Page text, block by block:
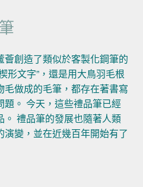
創造了類似於客製化鋼筆的
形文字”，還是用大鳥羽毛根
做成的毛筆，都存在著書寫
。 今天，這些禮品筆已經
禮品筆的發展也隨著人類
變，並在近幾百年開始有了